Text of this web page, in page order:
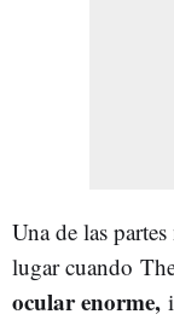
Una de las
lugar cuando
ocular enorme,